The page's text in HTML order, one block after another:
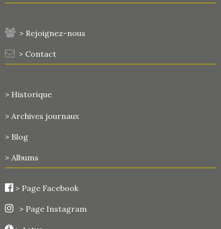
> Rejoignez-nous
> Contact
> Historique
> Archives journaux
> Blog
> Albums
> Page Facebook
> Page Instagram